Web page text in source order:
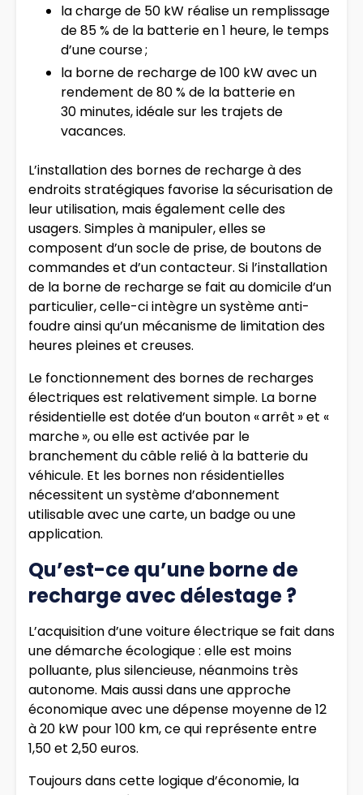
la charge de 50 kW réalise un remplissage
de 85 % de la batterie en 1 heure, le temps
d’une course ;
la borne de recharge de 100 kW avec un
rendement de 80 % de la batterie en
30 minutes, idéale sur les trajets de
vacances.
L’installation des bornes de recharge à des
endroits stratégiques favorise la sécurisation de
leur utilisation, mais également celle des
usagers. Simples à manipuler, elles se
composent d’un socle de prise, de boutons de
commandes et d’un contacteur. Si l’installation
de la borne de recharge se fait au domicile d’un
particulier, celle-ci intègre un système anti-
foudre ainsi qu’un mécanisme de limitation des
heures pleines et creuses.
Le fonctionnement des bornes de recharges
électriques est relativement simple. La borne
résidentielle est dotée d’un bouton « arrêt » et «
marche », ou elle est activée par le
branchement du câble relié à la batterie du
véhicule. Et les bornes non résidentielles
nécessitent un système d’abonnement
utilisable avec une carte, un badge ou une
application.
Qu’est-ce qu’une borne de
recharge avec délestage ?
L’acquisition d’une voiture électrique se fait dans
une démarche écologique : elle est moins
polluante, plus silencieuse, néanmoins très
autonome. Mais aussi dans une approche
économique avec une dépense moyenne de 12
à 20 kW pour 100 km, ce qui représente entre
1,50 et 2,50 euros.
Toujours dans cette logique d’économie, la